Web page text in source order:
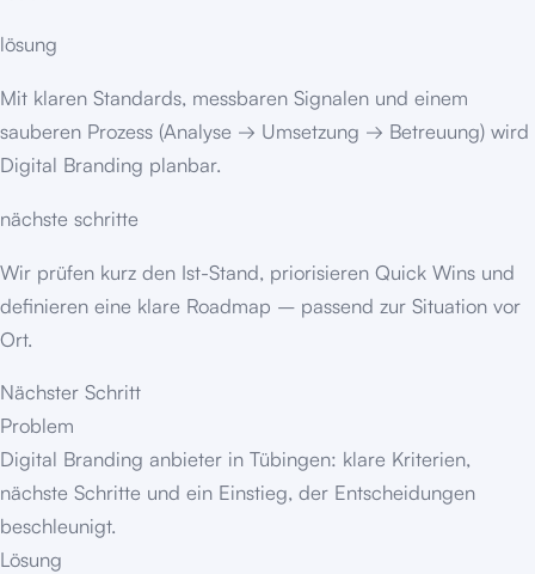
lösung
Mit klaren Standards, messbaren Signalen und einem
sauberen Prozess (Analyse → Umsetzung → Betreuung) wird
Digital Branding planbar.
nächste schritte
Wir prüfen kurz den Ist-Stand, priorisieren Quick Wins und
definieren eine klare Roadmap – passend zur Situation vor
Ort.
Nächster Schritt
Problem
Digital Branding anbieter in Tübingen: klare Kriterien,
nächste Schritte und ein Einstieg, der Entscheidungen
beschleunigt.
Lösung